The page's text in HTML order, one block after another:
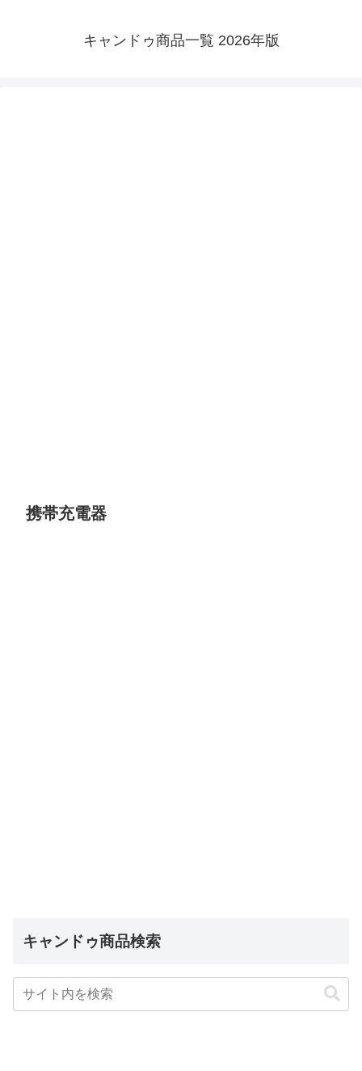
キャンドゥ商品一覧 2026年版
携帯充電器
キャンドゥ商品検索